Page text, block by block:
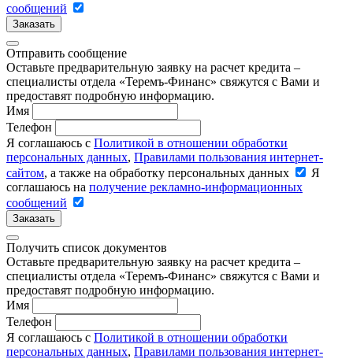
сообщений
Заказать
Отправить сообщение
Оставьте предварительную заявку на расчет кредита –
специалисты отдела «Теремъ-Финанс» свяжутся с Вами и
предоставят подробную информацию.
Имя
Телефон
Я соглашаюсь с Политикой в отношении обработки
персональных данных, Правилами пользования интернет-
сайтом, а также на обработку персональных данных
Я
соглашаюсь на получение рекламно-информационных
сообщений
Заказать
Получить список документов
Оставьте предварительную заявку на расчет кредита –
специалисты отдела «Теремъ-Финанс» свяжутся с Вами и
предоставят подробную информацию.
Имя
Телефон
Я соглашаюсь с Политикой в отношении обработки
персональных данных, Правилами пользования интернет-